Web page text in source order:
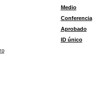
Medio
Conferencia
Aprobado
ID único